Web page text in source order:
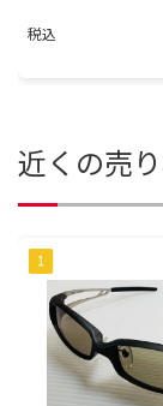
税込
近くの売